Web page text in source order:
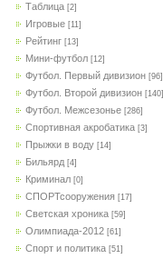
Таблица [2]
Игровые [11]
Рейтинг [13]
Мини-футбол [12]
Футбол. Первый дивизион [96]
Футбол. Второй дивизион [140]
Футбол. Межсезонье [286]
Спортивная акробатика [3]
Прыжки в воду [14]
Бильярд [4]
Криминал [0]
СПОРТсооружения [17]
Светская хроника [59]
Олимпиада-2012 [61]
Спорт и политика [51]